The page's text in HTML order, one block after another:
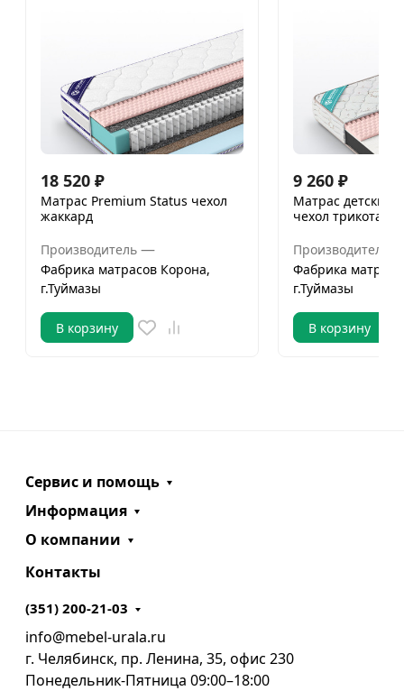
18 520 ₽
Матрас Premium Status чехол
жаккард
Производитель —
Фабрика матрасов Корона,
г.Туймазы
В корзину
9 260 ₽
Матрас детский
чехол трикотаж
Производитель
Фабрика
г.Туймазы
В корзину
Сервис и помощь
Информация
О компании
Контакты
(351) 200-21-03
info@mebel-urala.ru
г. Челябинск, пр. Ленина, 35, офис 230
Понедельник-Пятница 09:00–18:00